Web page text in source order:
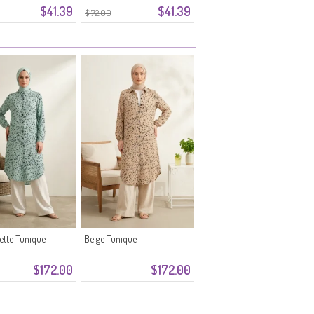
$41.39 $172.00 $41.39
$172.00
Tunique
$172.00
Beige Tunique